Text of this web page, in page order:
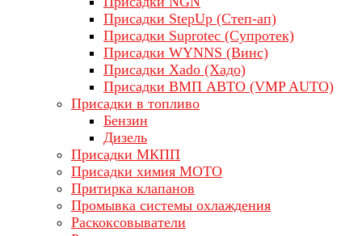
Присадки StepUp (Степ-ап)
Присадки Suprotec (Супротек)
Присадки WYNNS (Винс)
Присадки Xado (Хадо)
Присадки ВМП АВТО (VMP AUTO)
Присадки в топливо
Бензин
Дизель
Присадки МКПП
Присадки химия МОТО
Притирка клапанов
Промывка системы охлаждения
Раскоксовыватели